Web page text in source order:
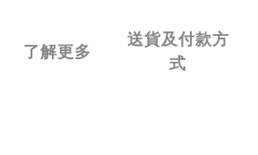
了解更多
送貨及付款方
式